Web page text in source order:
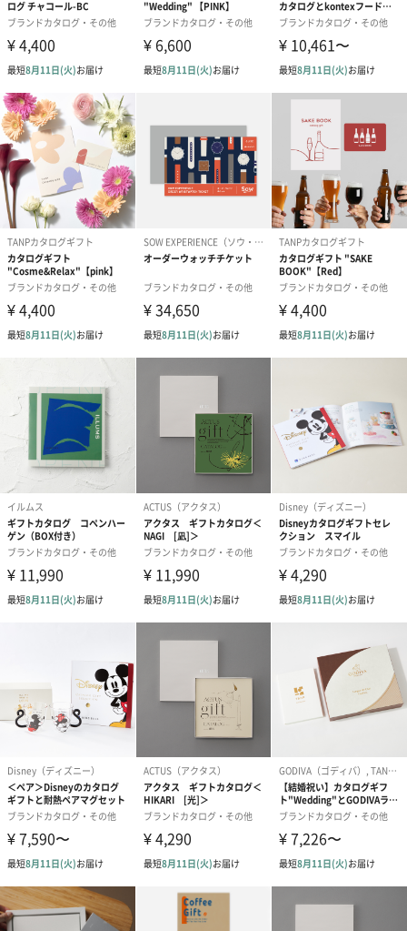
カタログの中
身
掲載点数：約165点、ページ数：218ページ
カタログの申
し込み方法
ハガキ・ネット
商品オプション情報
メッセージカード（通常・写真・グリーティング）
誕生日や結婚祝い・出産祝いなど、様々なシーンのメッセージカ
ードを同梱します。
メッセージカードや封筒のデザインは一部変更する場合がありま
す。
写真付きメッセージカ
ード（680円）
写真付きメッセージカ
ード（Thank you）ピ
ンク（680円）
Birthday ホワ
刷なし）（
ラッピング
ギフトラッピングを施してお届けします。
コットン巾着 【誕生
日】（グレー）L（600
円）
コットン巾着 【誕生
日】（スモーキーピン
ク）L（600円）
コットン巾着
とう】 L（600
包装紙
ラッピングを施してお届けいたします。